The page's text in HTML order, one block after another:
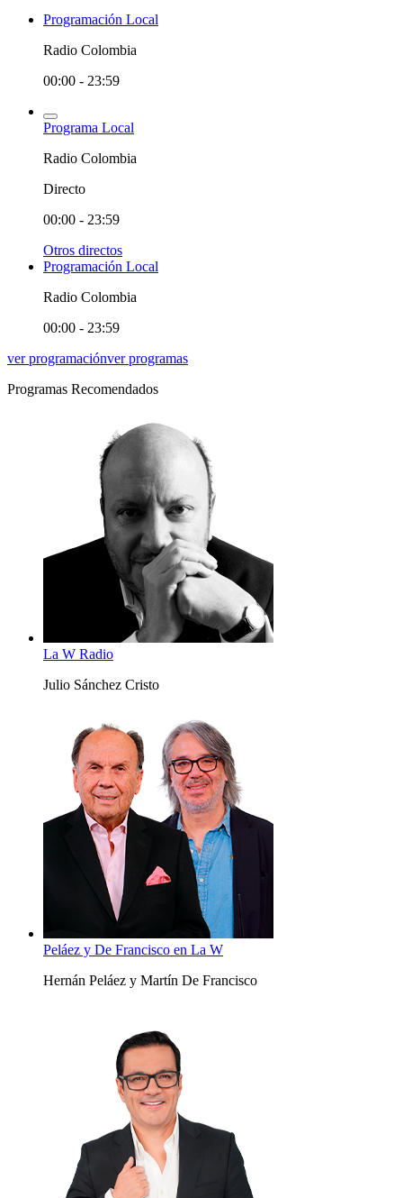
Programación Local
Radio Colombia
00:00 - 23:59
Programa Local
Radio Colombia
Directo
00:00 - 23:59
Otros directos
Programación Local
Radio Colombia
00:00 - 23:59
ver programaciónver programas
Programas Recomendados
La W Radio
Julio Sánchez Cristo
Peláez y De Francisco en La W
Hernán Peláez y Martín De Francisco